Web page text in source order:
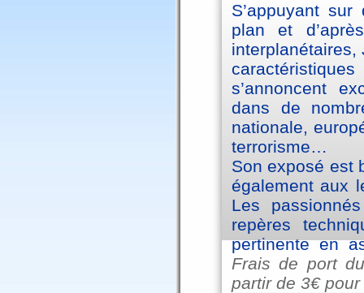
S’appuyant
plan et
interplanétaires,
s’annoncent
dans de
nationale,
terrorisme…
Son exposé est
également aux
Les
repères
pertinente en
Frais de port
partir de 3€